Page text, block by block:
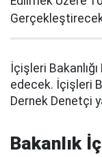
İçişleri
edecek. İçişleri
Dernek Denetçi
Bakanlık